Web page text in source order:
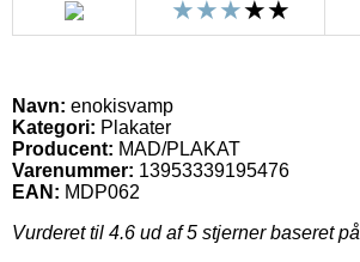
Navn: enokisvamp
Kategori: Plakater
Producent: MAD/PLAKAT
Varenummer: 13953339195476
EAN: MDP062
Vurderet til 4.6 ud af 5 stjerner baseret på